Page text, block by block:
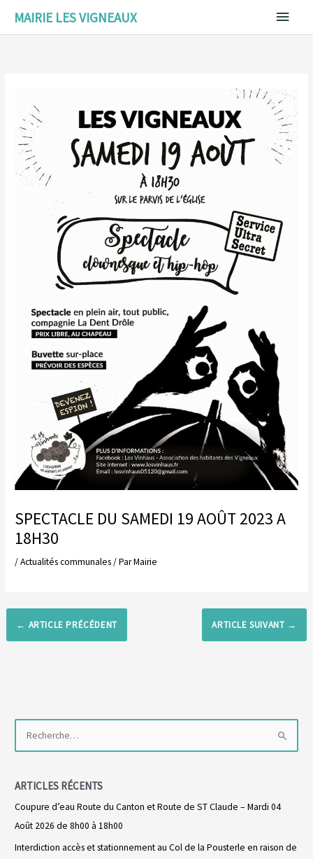
contenu
MAIRIE LES VIGNEAUX
Menu
SPECTACLE DU SAMEDI 19 AOÛT 2023 A
18H30
/Actualités communales/ ParMairie
← ARTICLE PRÉCÉDENT ARTICLE SUIVANT →
e
r
c
ARTICLES RÉCENTS
Coupure d’eau Route du Canton et Route de ST Claude – Mardi 04
Août 2026 de 8h00 à 18h00
Interdiction accès et stationnement au Col de la Pousterle en raison de